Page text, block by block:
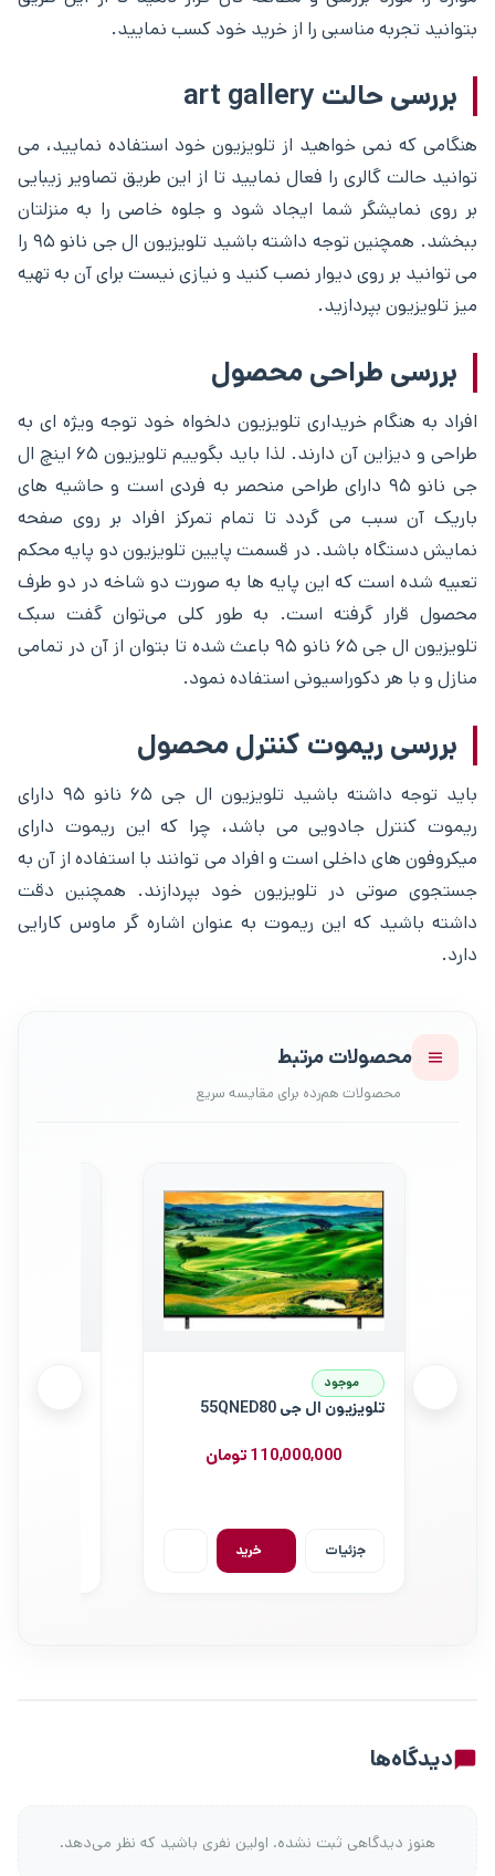
بتوانید تجربه مناسبی را از خرید خود کسب نمایید.
بررسی حالت art gallery
هنگامی که نمی خواهید از تلویزیون خود استفاده نمایید، می
توانید حالت گالری را فعال نمایید تا از این طریق تصاویر زیبایی
بر روی نمایشگر شما ایجاد شود و جلوه خاصی را به منزلتان
ببخشد. همچنین توجه داشته باشید تلویزیون ال جی نانو ۹۵ را
می توانید بر روی دیوار نصب کنید و نیازی نیست برای آن به تهیه
میز تلویزیون بپردازید.
بررسی طراحی محصول
افراد به هنگام خریداری تلویزیون دلخواه خود توجه ویژه ای به
طراحی و دیزاین آن دارند. لذا باید بگوییم تلویزیون ۶۵ اینچ ال
جی نانو ۹۵ دارای طراحی منحصر به فردی است و حاشیه های
باریک آن سبب می گردد تا تمام تمرکز افراد بر روی صفحه
نمایش دستگاه باشد. در قسمت پایین تلویزیون دو پایه محکم
تعبیه شده است که این پایه ها به صورت دو شاخه در دو طرف
محصول قرار گرفته است. به طور کلی می‌توان گفت سبک
تلویزیون ال جی ۶۵ نانو ۹۵ باعث شده تا بتوان از آن در تمامی
منازل و با هر دکوراسیونی استفاده نمود.
بررسی ریموت کنترل محصول
باید توجه داشته باشید تلویزیون ال جی ۶۵ نانو ۹۵ دارای
ریموت کنترل جادویی می باشد، چرا که این ریموت دارای
میکروفون های داخلی است و افراد می توانند با استفاده از آن به
جستجوی صوتی در تلویزیون خود بپردازند. همچنین دقت
داشته باشید که این ریموت به عنوان اشاره گر ماوس کارایی
دارد.
محصولات مرتبط
موجود
تلویزیون ال جی 55QNED80
110,000,000 تومان
جزئیات خرید
دیدگاه‌ها
هنوز دیدگاهی ثبت نشده. اولین نفری باشید که نظر می‌دهد.